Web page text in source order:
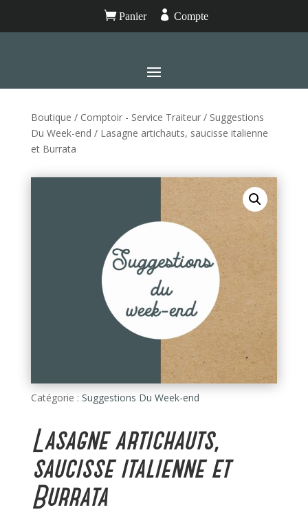
Panier  Compte
Boutique / Comptoir - Service Traiteur/ Suggestions
Du Week-end / Lasagne artichauts, saucisse italienne
et Burrata
Catégorie : Suggestions Du Week-end
Lasagne artichauts,
saucisse italienne et
Burrata